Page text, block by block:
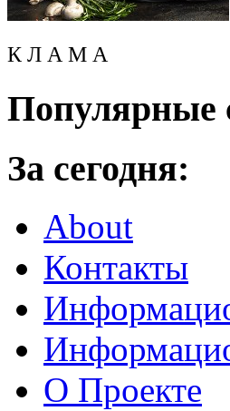
К Л А М А
Популярные
За сегодня:
About
Контакты
О Проекте